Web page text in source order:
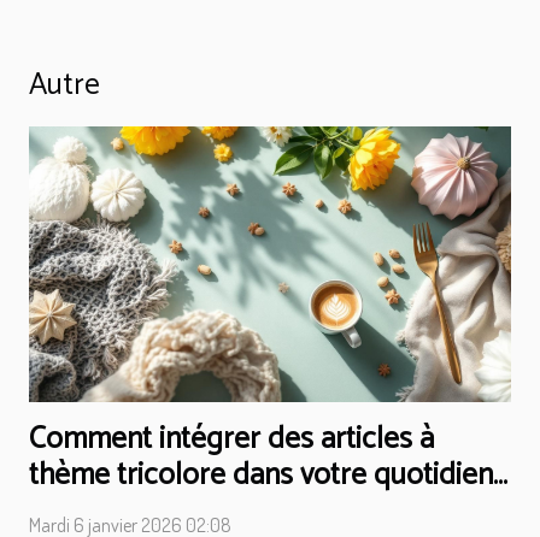
Autre
Comment intégrer des articles à
thème tricolore dans votre quotidien
?
Mardi 6 janvier 2026 02:08